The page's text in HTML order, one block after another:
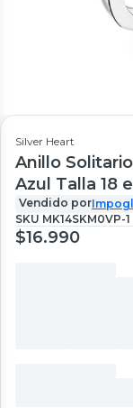
Silver Heart
Anillo
Azul Talla 18
Vendido por
SKU MK14SKM0VP-1
$16.990